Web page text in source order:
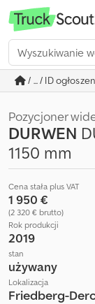
/ ... / ID
Pozycjoner
DURWEN
1150 mm
Cena stała plus VAT
1 950 €
(2 320 € brutto)
Rok produkcji
2019
stan
używany
Lokalizacja
Friedberg-